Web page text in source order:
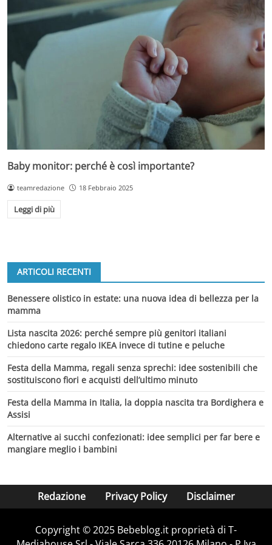
Baby monitor: perché è così importante?
teamredazione 18 Febbraio 2025
Leggi di più
ARTICOLI RECENTI
Benessere olistico in estate: una nuova idea di bellezza per la
mamma
Lista nascita 2026: perché sempre più genitori italiani
chiedono carte regalo IKEA invece di tutine e peluche
Festa della Mamma, regali senza sprechi: idee sostenibili che
sostituiscono fiori e acquisti dell’ultimo minuto
Festa della Mamma in Italia, la doppia nascita tra Bordighera e
Assisi
Alternative ai succhi confezionati: idee semplici per far bere e
mangiare meglio i bambini
Redazione Privacy Policy Disclaimer
Copyright © 2025 Bebeblog.it proprietà di T-